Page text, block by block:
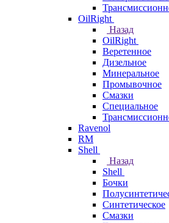
OilRight
Назад
OilRight
Веретенное
Дизельное
Минеральное
Промывочное
Смазки
Специальное
Ravenol
RM
Shell
Назад
Shell
Бочки
Синтетическое
Смазки